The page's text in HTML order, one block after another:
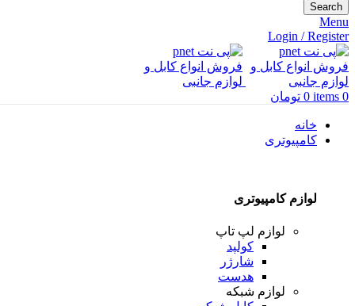
Search
Menu
Login / Register
0
items
0 تومان
خانه
کامپیوتری
لوازم کامپیوتری
لوازم لپ تاپ
کولپد
شارژر
هدست
لوازم شبکه